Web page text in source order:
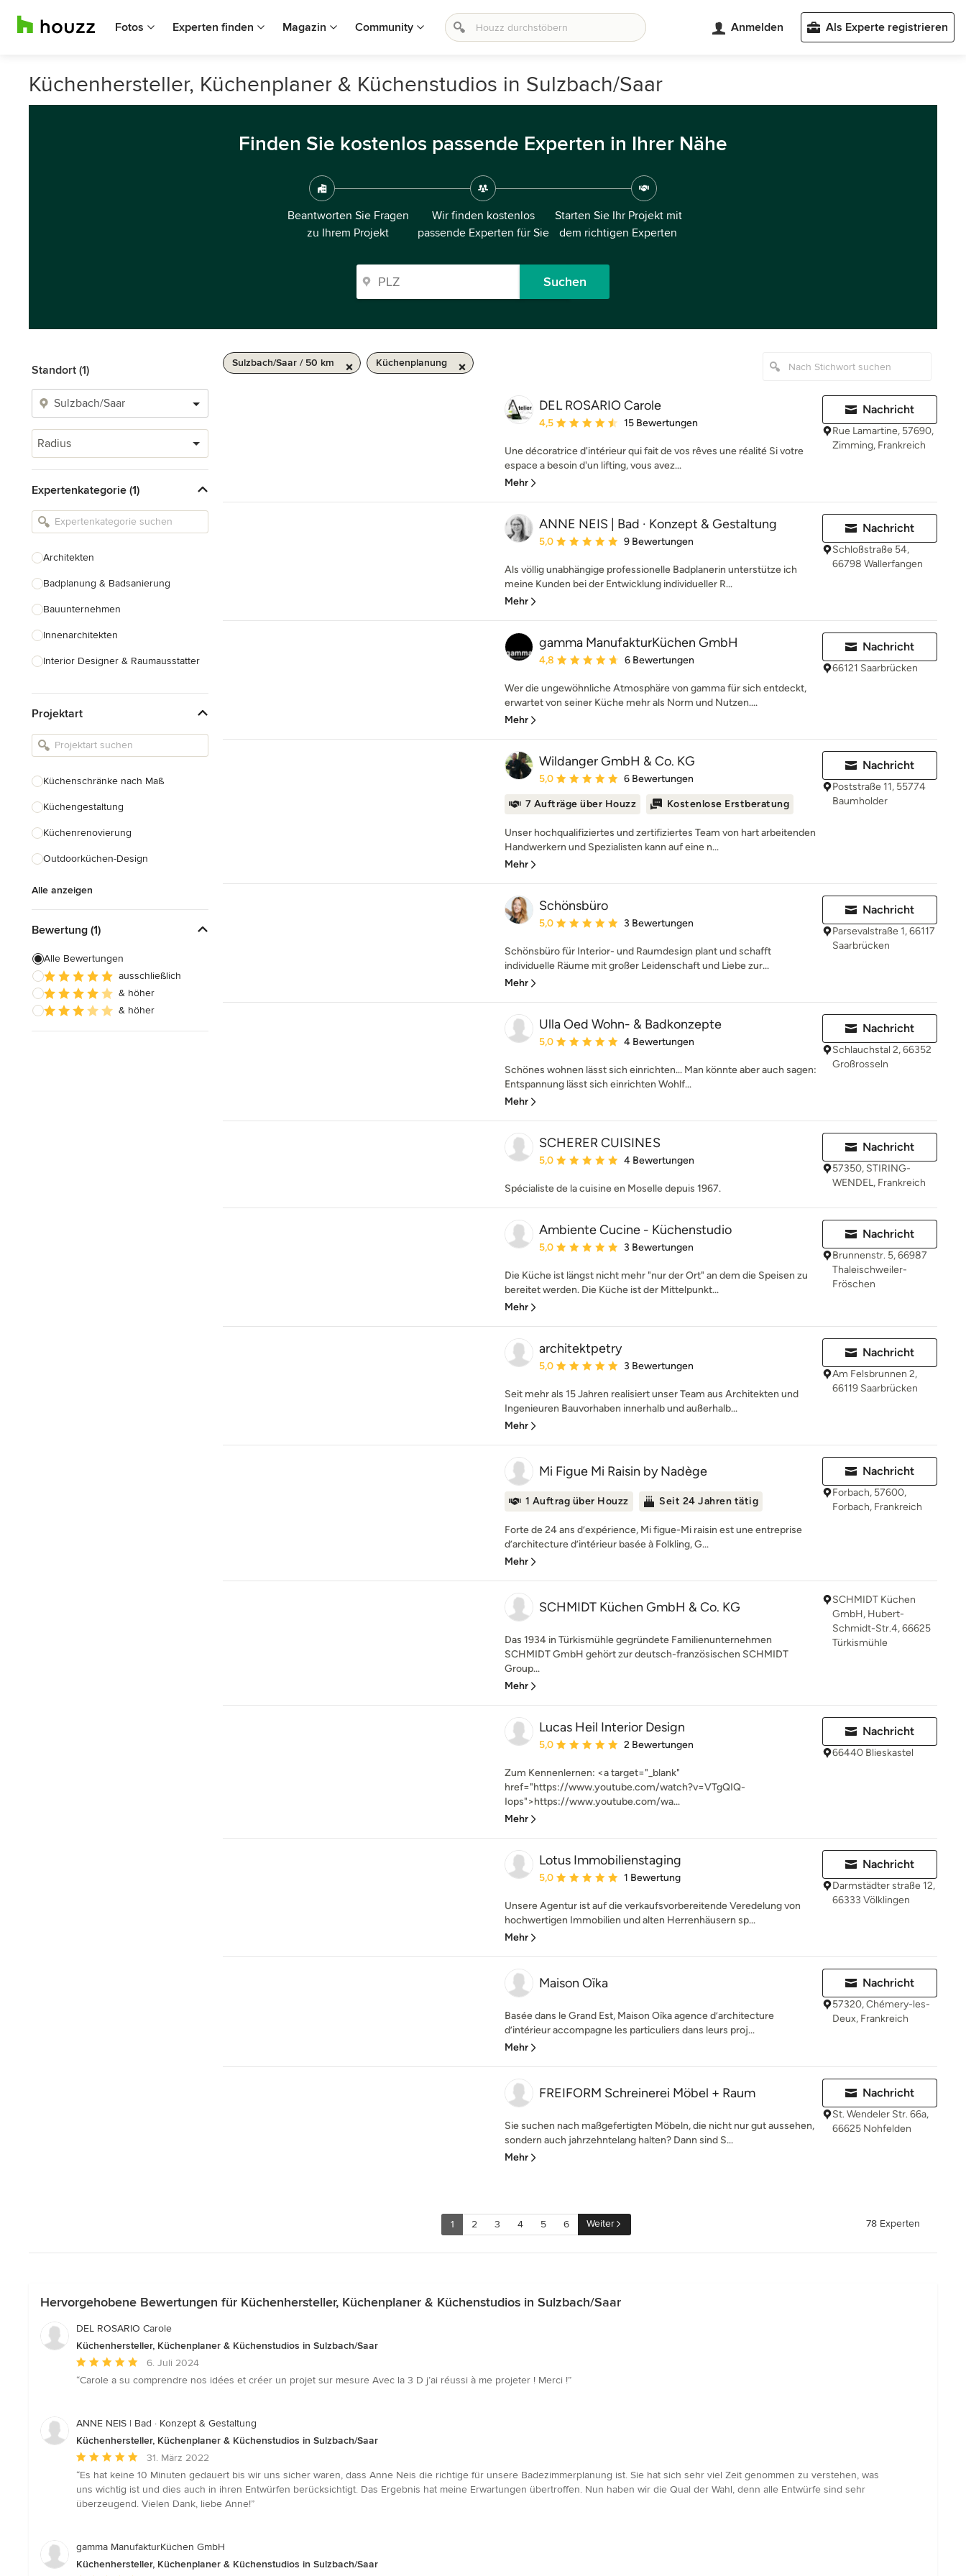
Fotos Experten finden Magazin Community Anmelden Als Experte registrieren
Küchenhersteller, Küchenplaner & Küchenstudios in Sulzbach/Saar
Finden Sie kostenlos passende Experten in Ihrer Nähe
Beantworten Sie Fragen
zu Ihrem Projekt
Wir finden kostenlos
passende Experten für Sie
Starten Sie Ihr Projekt mit
dem richtigen Experten
Suchen
Standort (1)
Radius
Expertenkategorie (1)
Architekten
Badplanung & Badsanierung
Bauunternehmen
Innenarchitekten
Interior Designer & Raumausstatter
Landschaftsarchitekten
Armaturen & Sanitärbedarf
Projektart
Küchenschränke nach Maß
Küchengestaltung
Küchenrenovierung
Outdoorküchen-Design
Alle anzeigen
Bewertung (1)
Alle Bewertungen
ausschließlich
& höher
& höher
Sulzbach/Saar / 50 km Küchenplanung
DEL ROSARIO Carole
Durchschnittliche Bewertung: 4.5 von 5 Sternen
4,5 15 Bewertungen
Une décoratrice d'intérieur qui fait de vos rêves une réalité Si votre
espace a besoin d'un lifting, vous avez...
Mehr
Nachricht
Rue Lamartine, 57690,
Zimming, Frankreich
ANNE NEIS | Bad · Konzept & Gestaltung
Durchschnittliche Bewertung: 5 von 5 Sternen
5,0 9 Bewertungen
Als völlig unabhängige professionelle Badplanerin unterstütze ich
meine Kunden bei der Entwicklung individueller R...
Mehr
Nachricht
Schloßstraße 54,
66798 Wallerfangen
gamma ManufakturKüchen GmbH
Durchschnittliche Bewertung: 4.8 von 5 Sternen
4,8 6 Bewertungen
Wer die ungewöhnliche Atmosphäre von gamma für sich entdeckt,
erwartet von seiner Küche mehr als Norm und Nutzen....
Mehr
Nachricht
66121 Saarbrücken
Wildanger GmbH & Co. KG
Durchschnittliche Bewertung: 5 von 5 Sternen
5,0 6 Bewertungen
7 Aufträge über Houzz Kostenlose Erstberatung
Unser hochqualifiziertes und zertifiziertes Team von hart arbeitenden
Handwerkern und Spezialisten kann auf eine n...
Mehr
Nachricht
Poststraße 11, 55774
Baumholder
Schönsbüro
Durchschnittliche Bewertung: 5 von 5 Sternen
5,0 3 Bewertungen
Schönsbüro für Interior- und Raumdesign plant und schafft
individuelle Räume mit großer Leidenschaft und Liebe zur...
Mehr
Nachricht
Parsevalstraße 1, 66117
Saarbrücken
Ulla Oed Wohn- & Badkonzepte
Durchschnittliche Bewertung: 5 von 5 Sternen
5,0 4 Bewertungen
Schönes wohnen lässt sich einrichten... Man könnte aber auch sagen:
Entspannung lässt sich einrichten Wohlf...
Mehr
Nachricht
Schlauchstal 2, 66352
Großrosseln
SCHERER CUISINES
Durchschnittliche Bewertung: 5 von 5 Sternen
5,0 4 Bewertungen
Spécialiste de la cuisine en Moselle depuis 1967.
Nachricht
57350, STIRING-
WENDEL, Frankreich
Ambiente Cucine - Küchenstudio
Durchschnittliche Bewertung: 5 von 5 Sternen
5,0 3 Bewertungen
Die Küche ist längst nicht mehr "nur der Ort" an dem die Speisen zu
bereitet werden. Die Küche ist der Mittelpunkt...
Mehr
Nachricht
Brunnenstr. 5, 66987
Thaleischweiler-
Fröschen
architektpetry
Durchschnittliche Bewertung: 5 von 5 Sternen
5,0 3 Bewertungen
Seit mehr als 15 Jahren realisiert unser Team aus Architekten und
Ingenieuren Bauvorhaben innerhalb und außerhalb...
Mehr
Nachricht
Am Felsbrunnen 2,
66119 Saarbrücken
Mi Figue Mi Raisin by Nadège
1 Auftrag über Houzz Seit 24 Jahren tätig
Forte de 24 ans d’expérience, Mi figue-Mi raisin est une entreprise
d’architecture d’intérieur basée à Folkling, G...
Mehr
Nachricht
Forbach, 57600,
Forbach, Frankreich
SCHMIDT Küchen GmbH & Co. KG
Das 1934 in Türkismühle gegründete Familienunternehmen
SCHMIDT GmbH gehört zur deutsch-französischen SCHMIDT
Group...
Mehr
SCHMIDT Küchen
GmbH, Hubert-
Schmidt-Str.4, 66625
Türkismühle
Lucas Heil Interior Design
Durchschnittliche Bewertung: 5 von 5 Sternen
5,0 2 Bewertungen
Zum Kennenlernen: <a target="_blank"
href="https://www.youtube.com/watch?v=VTgQIQ-
Iops">https://www.youtube.com/wa...
Mehr
Nachricht
66440 Blieskastel
Lotus Immobilienstaging
Durchschnittliche Bewertung: 5 von 5 Sternen
5,0 1 Bewertung
Unsere Agentur ist auf die verkaufsvorbereitende Veredelung von
hochwertigen Immobilien und alten Herrenhäusern sp...
Mehr
Nachricht
Darmstädter straße 12,
66333 Völklingen
Maison Oïka
Basée dans le Grand Est, Maison Oïka agence d’architecture
d’intérieur accompagne les particuliers dans leurs proj...
Mehr
Nachricht
57320, Chémery-les-
Deux, Frankreich
FREIFORM Schreinerei Möbel + Raum
Sie suchen nach maßgefertigten Möbeln, die nicht nur gut aussehen,
sondern auch jahrzehntelang halten? Dann sind S...
Mehr
Nachricht
St. Wendeler Str. 66a,
66625 Nohfelden
1 2 3 4 5 6 Weiter 78 Experten
Hervorgehobene Bewertungen für Küchenhersteller, Küchenplaner & Küchenstudios in Sulzbach/Saar
DEL ROSARIO Carole
Küchenhersteller, Küchenplaner & Küchenstudios in Sulzbach/Saar
Durchschnittliche
Bewertung:
5
6. Juli 2024
“Carole a su comprendre nos idées et créer un projet sur mesure Avec la 3 D j’ai réussi à me projeter ! Merci !”
ANNE NEIS | Bad · Konzept & Gestaltung
Küchenhersteller, Küchenplaner & Küchenstudios in Sulzbach/Saar
Durchschnittliche
Bewertung:
5
von
31. März 2022
“Es hat keine 10 Minuten gedauert bis wir uns sicher waren, dass Anne Neis die richtige für unsere Badezimmerplanung ist. Sie hat sich sehr viel Zeit genommen zu verstehen, was
uns wichtig ist und dies auch in ihren Entwürfen berücksichtigt. Das Ergebnis hat meine Erwartungen übertroffen. Nun haben wir die Qual der Wahl, denn alle Entwürfe sind sehr
überzeugend. Vielen Dank, liebe Anne!”
gamma ManufakturKüchen GmbH
Küchenhersteller, Küchenplaner & Küchenstudios in Sulzbach/Saar